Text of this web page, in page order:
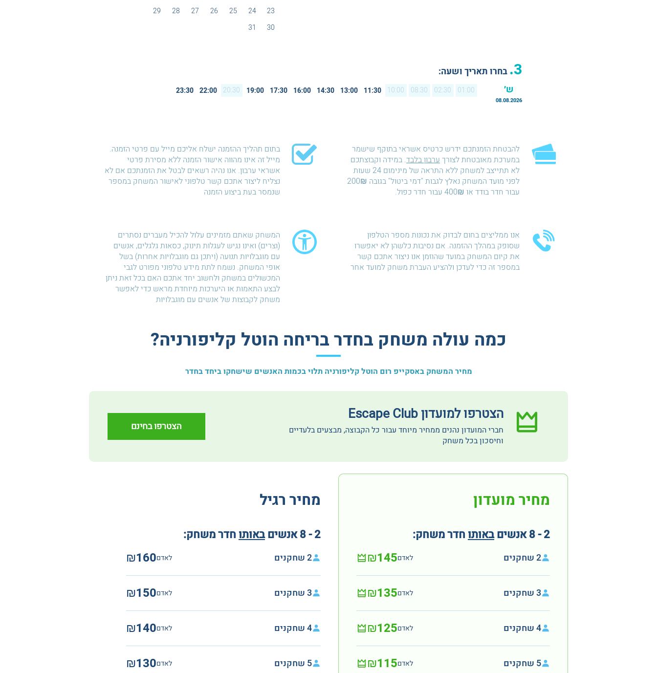
23
24
25
26
27
28
29
30
31
3. בחרו תאריך ושעה:
ש׳
08.08.2026
01:00
02:30
08:30
10:00
11:30
13:00
14:30
16:00
17:30
19:00
20:30
22:00
23:30
בתום תהליך ההזמנה ישלח אליכם מייל עם פרטי הזמנה.
מייל זה אינו מהווה אישור הזמנה ללא מסירת פרטי
אשראי ערבון. אנו נהיה רשאים לבטל את הזמנתכם אם לא
נצליח ליצור אתכם קשר טלפוני לאישור המשחק במספר
שנמסר בעת ביצוע הזמנה
להבטחת הזמנתכם ידרש כרטיס אשראי בתוקף שישמר
במערכת מאובטחת לצורךערבון בלבד. במידה וקבוצתכם
לא תתייצב למשחק ללא התראה של מינימום 24 שעות
לפני מועד המשחק נאלץ לגבות "דמי ביטול" בגובה 200₪
עבור חדר בודד או 400₪ עבור חדר כפול.
המשחק שאתם מזמינים עלול להכיל מעברים נסתרים
(וצרים) ואינו נגיש לעגלות תינוק, כסאות גלגלים, אנשים
עם מוגבלויות תנועה (ויתכן גם מוגבלויות אחרות) בשל
אופי המשחק. נשמח לתת מידע טלפוני מפורט לגבי
המכשולים במשחק ולחשוב יחד אתכם האם בכל זאת ניתן
לבצע התאמות או היערכות מיוחדת מראש כדי לאפשר
משחק לקבוצות של אנשים עם מוגבלויות
אנו ממליצים בחום לבדוק את נכונות מספר הטלפון
שסופק במהלך ההזמנה. אם נסיבות כלשהן לא יאפשרו
את קיום המשחק במועד שהוזמן אנו ניצור אתכם קשר
במספר זה כדי לעדכן ולהציע העברת משחק למועד אחר
כמה עולה משחק בחדר בריחה הוטל קליפורניה?
מחיר המשחק באסקייפ רום הוטל קליפורניה תלוי בכמות האנשים שישחקו ביחד בחדר
הצטרפו למועדון Escape Club
חברי המועדון נהנים ממחיר מיוחד עבור כל הקבוצה, מבצעים בלעדיים
וחיסכון בכל משחק
הצטרפו בחינם
מחיר מועדון
2 - 8 אנשים באותו חדר משחק:
2 שחקנים לאדם₪145
3 שחקנים לאדם₪135
4 שחקנים לאדם₪125
5 שחקנים לאדם₪115
מחיר רגיל
2 - 8 אנשים באותו חדר משחק:
2 שחקנים לאדם₪160
3 שחקנים לאדם₪150
4 שחקנים לאדם₪140
5 שחקנים לאדם₪130